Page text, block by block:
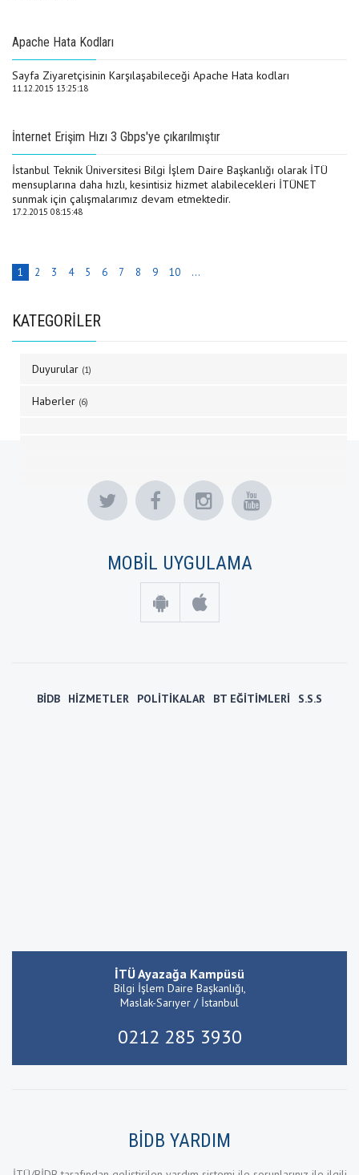
Apache Hata Kodları
Sayfa Ziyaretçisinin Karşılaşabileceği Apache Hata kodları
11.12.2015 13:25:18
İnternet Erişim Hızı 3 Gbps'ye çıkarılmıştır
İstanbul Teknik Üniversitesi Bilgi İşlem Daire Başkanlığı olarak İTÜ
mensuplarına daha hızlı, kesintisiz hizmet alabilecekleri İTÜNET
sunmak için çalışmalarımız devam etmektedir.
17.2.2015 08:15:48
1 2 3 4 5 6 7 8 9 10 ...
KATEGORİLER
Duyurular (1)
Haberler (6)
MOBİL UYGULAMA
BİDB HİZMETLER POLİTİKALAR BT EĞİTİMLERİ S.S.S
İTÜ Ayazağa Kampüsü
Bilgi İşlem Daire Başkanlığı,
Maslak-Sarıyer / İstanbul
0212 285 3930
BİDB YARDIM